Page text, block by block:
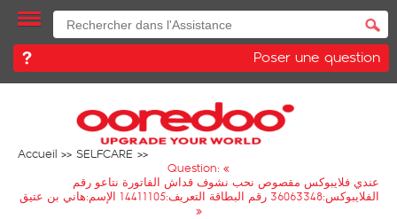
Poser une question
Accueil
SELFCARE
Question: «
عندي فلايبوكس مقصوص نحب نشوف قداش الفاتورة نتاعو رقم
الفلايبوكس:36063348 رقم البطاقة التعريف:14411105 الإسم:هاني بن عتيق
»